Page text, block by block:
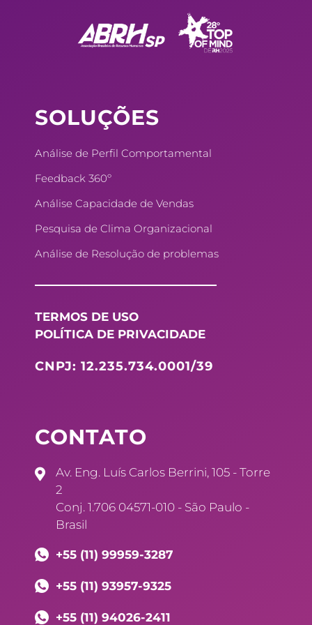
b e e a
g
SOLUÇÕES
Análise de Perfil Comportamental
Feedback 360º
Análise Capacidade de Vendas
Pesquisa de Clima Organizacional
Análise de Resolução de problemas
TERMOS DE USO
POLÍTICA DE PRIVACIDADE
CNPJ: 12.235.734.0001/39
CONTATO
Av. Eng. Luís Carlos Berrini, 105 - Torre
2
Conj. 1.706 04571-010 - São Paulo -
Brasil
+55 (11) 99959-3287
+55 (11) 93957-9325
+55 (11) 94026-2411